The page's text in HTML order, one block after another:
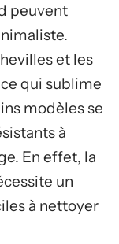
peuvent
et les
qui sublime
modèles se
à
En effet, la
un
à nettoyer